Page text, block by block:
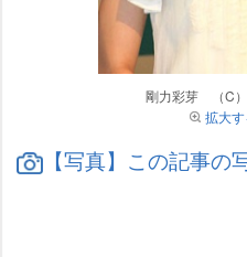
剛力彩芽 （C
拡大す
【写真】この記事の